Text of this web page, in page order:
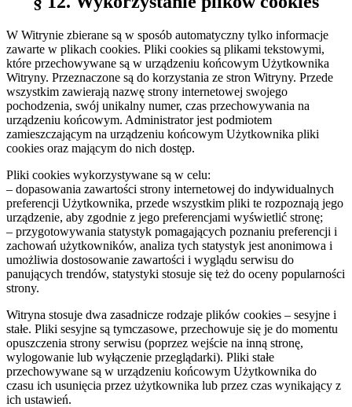
W Witrynie zbierane są w sposób automatyczny tylko informacje
zawarte w plikach cookies. Pliki cookies są plikami tekstowymi,
które przechowywane są w urządzeniu końcowym Użytkownika
Witryny. Przeznaczone są do korzystania ze stron Witryny. Przede
wszystkim zawierają nazwę strony internetowej swojego
pochodzenia, swój unikalny numer, czas przechowywania na
urządzeniu końcowym. Administrator jest podmiotem
zamieszczającym na urządzeniu końcowym Użytkownika pliki
cookies oraz mającym do nich dostęp.
Pliki cookies wykorzystywane są w celu:
– dopasowania zawartości strony internetowej do indywidualnych
preferencji Użytkownika, przede wszystkim pliki te rozpoznają jego
urządzenie, aby zgodnie z jego preferencjami wyświetlić stronę;
– przygotowywania statystyk pomagających poznaniu preferencji i
zachowań użytkowników, analiza tych statystyk jest anonimowa i
umożliwia dostosowanie zawartości i wyglądu serwisu do
panujących trendów, statystyki stosuje się też do oceny popularności
strony.
Witryna stosuje dwa zasadnicze rodzaje plików cookies – sesyjne i
stałe. Pliki sesyjne są tymczasowe, przechowuje się je do momentu
opuszczenia strony serwisu (poprzez wejście na inną stronę,
wylogowanie lub wyłączenie przeglądarki). Pliki stałe
przechowywane są w urządzeniu końcowym Użytkownika do
czasu ich usunięcia przez użytkownika lub przez czas wynikający z
ich ustawień.